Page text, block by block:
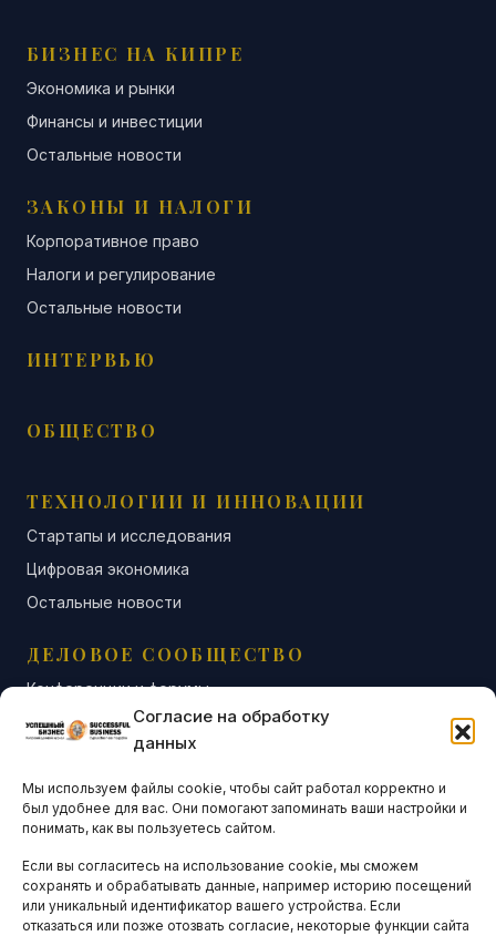
Согласие на обработку
данных
Мы используем файлы cookie, чтобы сайт работал корректно и
был удобнее для вас. Они помогают запоминать ваши настройки и
понимать, как вы пользуетесь сайтом.
Если вы согласитесь на использование cookie, мы сможем
сохранять и обрабатывать данные, например историю посещений
или уникальный идентификатор вашего устройства. Если
отказаться или позже отозвать согласие, некоторые функции сайта
БИЗНЕС НА КИПРЕ
Экономика и рынки
Финансы и инвестиции
Остальные новости
ЗАКОНЫ И НАЛОГИ
Корпоративное право
Налоги и регулирование
Остальные новости
ИНТЕРВЬЮ
ОБЩЕСТВО
ТЕХНОЛОГИИ И ИННОВАЦИИ
Стартапы и исследования
Цифровая экономика
Остальные новости
ДЕЛОВОЕ СООБЩЕСТВО
Конференции и форумы
Бизнес-клубы и ассоциации
Остальные новости
АНАЛИТИКА И СТАТИСТИКА
ARTICLES IN ENGLISH